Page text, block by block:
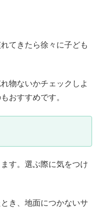
てきたら徐々に子ども
物ないかチェックしよ
おすすめです。
す。選ぶ際に気をつけ
き、地面につかないサ